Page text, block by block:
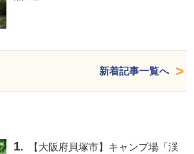
新着記事一覧へ
【大阪府貝塚市】キャンプ場「渓